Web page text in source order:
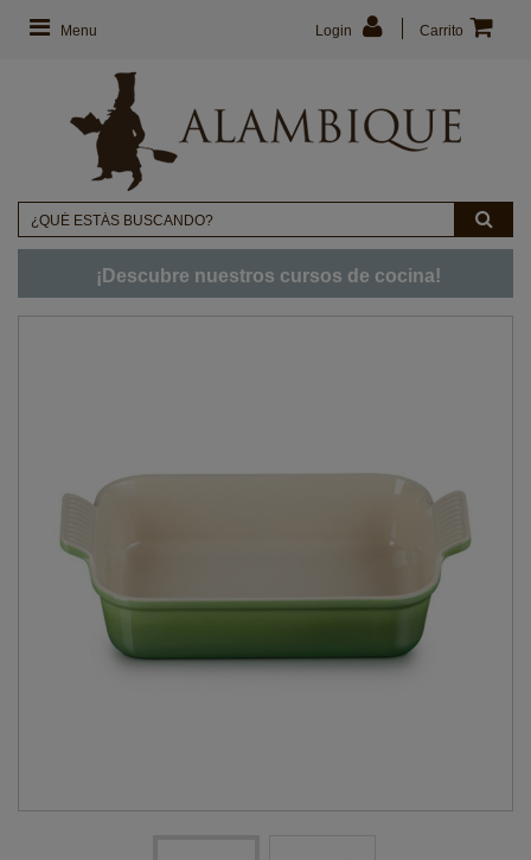
Menu Carrito
Login
¡Descubre nuestros cursos de cocina!